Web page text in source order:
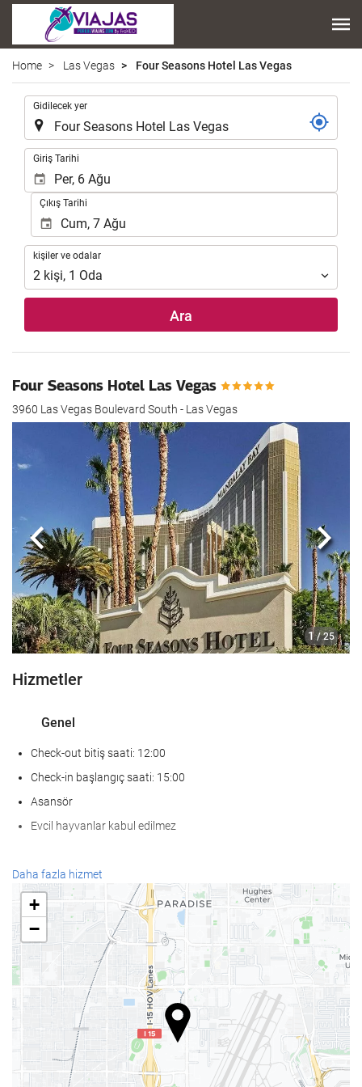
Home Las Vegas Four Seasons Hotel Las Vegas
Gidilecek yer
Giriş Tarihi
Çıkış Tarihi
kişiler
ve
odalar
kişiler ve odalar
2 kişi, 1 Oda
Ara
Four Seasons Hotel Las Vegas
3960 Las Vegas Boulevard South - Las Vegas
1 / 25
Önceki
Hizmetler
Genel
Check-out bitiş saati: 12:00
Check-in başlangıç saati: 15:00
Asansör
Evcil hayvanlar kabul edilmez
Yiyecek ve içecek
À la carte restoran
Bar
Tesis bünyesinde kafe
SaÄlÄ±k
Türk hamamı/buhar banyosu
Spor salonu
Daha fazla hizmet
+
−